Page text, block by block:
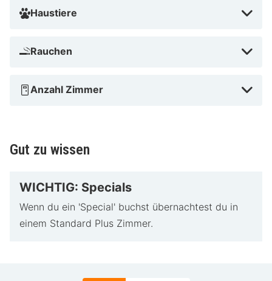
Haustiere
Rauchen
Anzahl Zimmer
Gut zu wissen
WICHTIG: Specials
Wenn du ein 'Special' buchst übernachtest du in
einem Standard Plus Zimmer.